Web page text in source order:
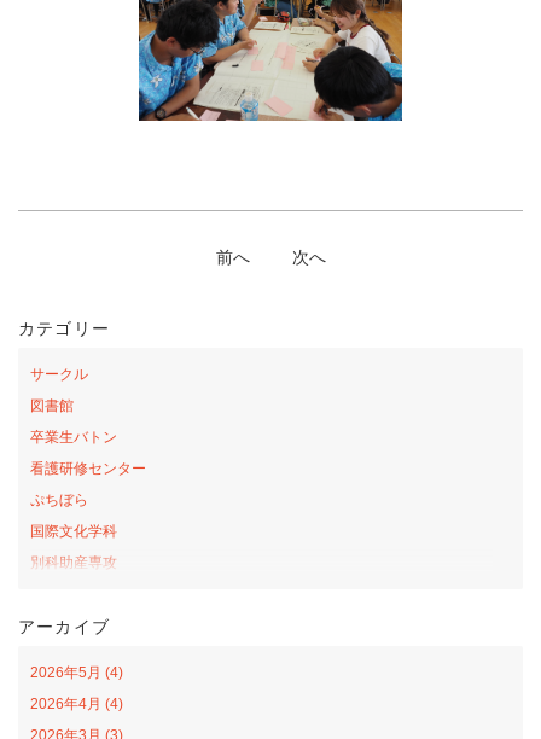
カテゴリー
サークル
図書館
卒業生バトン
看護研修センター
ぷちぼら
国際文化学科
別科助産専攻
お弁当の日プロジェクト
アーカイブ
2026年5月 (4)
2026年4月 (4)
2026年3月 (3)
前へ 次へ